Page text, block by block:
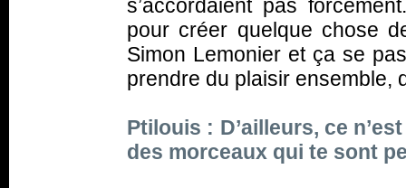
s’accordaient pas
pour créer quelque chose
Simon Lemonier et ça se
prendre du plaisir ensemble,
Ptilouis : D’ailleurs, ce
des morceaux qui te sont